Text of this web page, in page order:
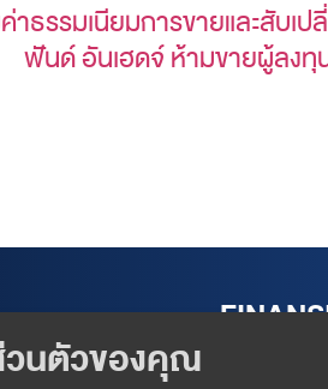
ค่าธรรมเนียมการขายและสั
ฟันด์ อันเฮดจ์ ห้ามขายผู้ลงทุ